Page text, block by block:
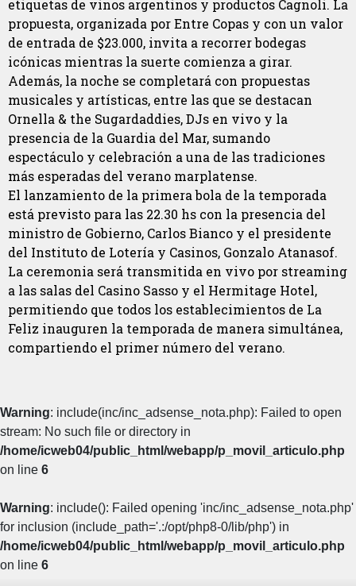
etiquetas de vinos argentinos y productos Cagnoli. La
propuesta, organizada por Entre Copas y con un valor
de entrada de $23.000, invita a recorrer bodegas
icónicas mientras la suerte comienza a girar.
Además, la noche se completará con propuestas
musicales y artísticas, entre las que se destacan
Ornella & the Sugardaddies, DJs en vivo y la
presencia de la Guardia del Mar, sumando
espectáculo y celebración a una de las tradiciones
más esperadas del verano marplatense.
El lanzamiento de la primera bola de la temporada
está previsto para las 22.30 hs con la presencia del
ministro de Gobierno, Carlos Bianco y el presidente
del Instituto de Lotería y Casinos, Gonzalo Atanasof.
La ceremonia será transmitida en vivo por streaming
a las salas del Casino Sasso y el Hermitage Hotel,
permitiendo que todos los establecimientos de La
Feliz inauguren la temporada de manera simultánea,
compartiendo el primer número del verano.
Warning: include(inc/inc_adsense_nota.php): Failed to open
stream: No such file or directory in
/home/icweb04/public_html/webapp/p_movil_articulo.php
on line 6
Warning: include(): Failed opening 'inc/inc_adsense_nota.php'
for inclusion (include_path='.:/opt/php8-0/lib/php') in
/home/icweb04/public_html/webapp/p_movil_articulo.php
on line 6